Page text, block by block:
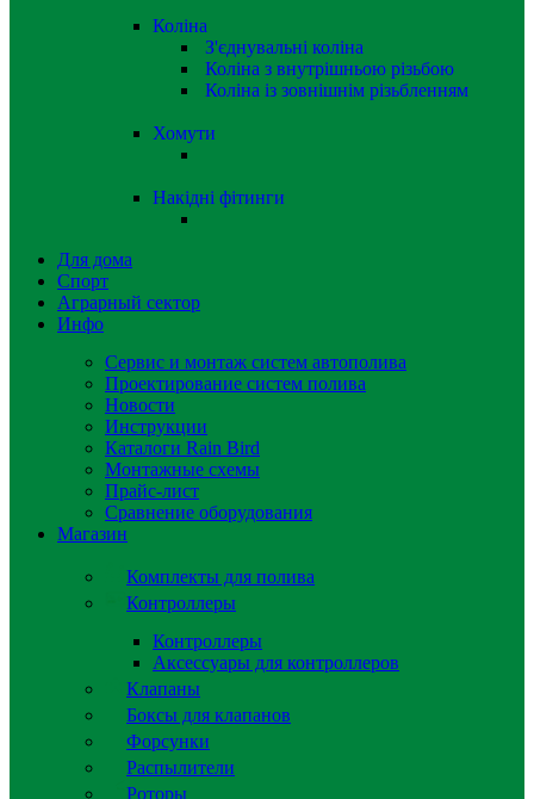
Коліна
З'єднувальні коліна
Коліна з внутрішньою різьбою
Коліна із зовнішнім різьбленням
Хомути
Накідні фітинги
Для дома
Спорт
Аграрный сектор
Инфо
Сервис и монтаж систем автополива
Проектирование систем полива
Новости
Инструкции
Каталоги Rain Bird
Монтажные схемы
Прайс-лист
Сравнение оборудования
Магазин
Комплекты для полива
Контроллеры
Контроллеры
Аксессуары для контроллеров
Клапаны
Боксы для клапанов
Форсунки
Распылители
Роторы